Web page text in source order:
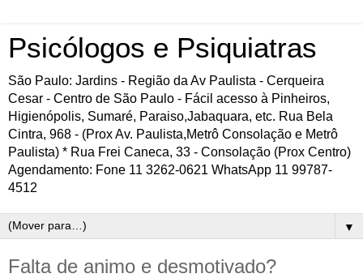
Psicólogos e Psiquiatras
São Paulo: Jardins - Região da Av Paulista - Cerqueira
Cesar - Centro de São Paulo - Fácil acesso à Pinheiros,
Higienópolis, Sumaré, Paraiso,Jabaquara, etc. Rua Bela
Cintra, 968 - (Prox Av. Paulista,Metrô Consolação e Metrô
Paulista) * Rua Frei Caneca, 33 - Consolação (Prox Centro)
Agendamento: Fone 11 3262-0621 WhatsApp 11 99787-
4512
▼
Falta de animo e desmotivado?